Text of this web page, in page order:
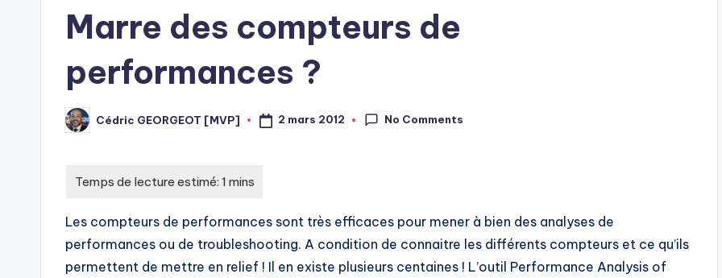
Marre des compteurs de
performances ?
Posted
by
Cédric GEORGEOT [MVP] 2 mars 2012 No Comments
Les compteurs de performances sont très efficaces pour mener à bien des analyses de
performances ou de troubleshooting. A condition de connaitre les différents compteurs et ce qu’ils
permettent de mettre en relief ! Il en existe plusieurs centaines ! L’outil Performance Analysis of